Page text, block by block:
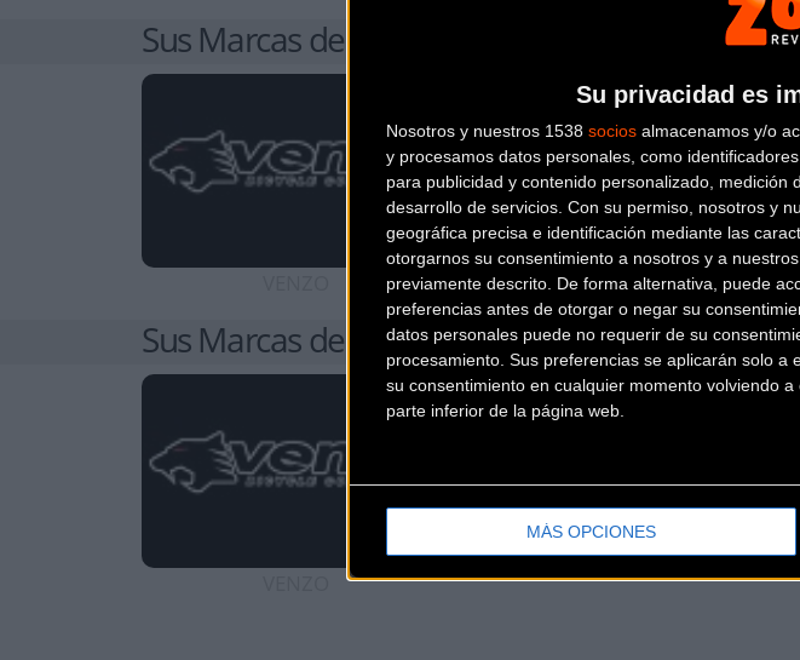
Su privacidad es
Nosotros y nuestros 1538 socios almacenamos y/o
y procesamos datos personales, como
para publicidad y contenido personalizado,
desarrollo de servicios. Con su permiso, nosotros y
geográfica precisa e identificación mediante las
otorgarnos su consentimiento a nosotros y a
previamente descrito. De forma alternativa, puede
preferencias antes de otorgar o negar su
datos personales puede no requerir de su
procesamiento. Sus preferencias se aplicarán solo
su consentimiento en cualquier momento volviendo
parte inferior de la página web.
MÁS OPCIONES
Sus Marcas de Componentes
Sus Marcas de Accesorios